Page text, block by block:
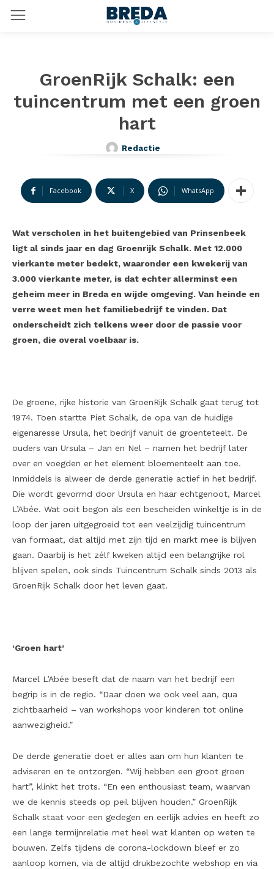
GroenRijk Schalk: een
tuincentrum met een groen
hart
Redactie
Facebook X WhatsApp
Wat verscholen in het buitengebied van Prinsenbeek
ligt al sinds jaar en dag Groenrijk Schalk. Met 12.000
vierkante meter bedekt, waaronder een kwekerij van
3.000 vierkante meter, is dat echter allerminst een
geheim meer in Breda en wijde omgeving. Van heinde en
verre weet men het familiebedrijf te vinden. Dat
onderscheidt zich telkens weer door de passie voor
groen, die overal voelbaar is.
De groene, rijke historie van GroenRijk Schalk gaat terug tot
1974. Toen startte Piet Schalk, de opa van de huidige
eigenaresse Ursula, het bedrijf vanuit de groenteteelt. De
ouders van Ursula – Jan en Nel – namen het bedrijf later
over en voegden er het element bloementeelt aan toe.
Inmiddels is alweer de derde generatie actief in het bedrijf.
Die wordt gevormd door Ursula en haar echtgenoot, Marcel
L’Abée. Wat ooit begon als een bescheiden winkeltje is in de
loop der jaren uitgegroeid tot een veelzijdig tuincentrum
van formaat, dat altijd met zijn tijd en markt mee is blijven
gaan. Daarbij is het zélf kweken altijd een belangrijke rol
blijven spelen, ook sinds Tuincentrum Schalk sinds 2013 als
GroenRijk Schalk door het leven gaat.
‘Groen hart’
Marcel L’Abée beseft dat de naam van het bedrijf een
begrip is in de regio. “Daar doen we ook veel aan, qua
zichtbaarheid – van workshops voor kinderen tot online
aanwezigheid.”
De derde generatie doet er alles aan om hun klanten te
adviseren en te ontzorgen. “Wij hebben een groot groen
hart”, klinkt het trots. “En een enthousiast team, waarvan
we de kennis steeds op peil blijven houden.” GroenRijk
Schalk staat voor een gedegen en eerlijk advies en heeft zo
een lange termijnrelatie met heel wat klanten op weten te
bouwen. Zelfs tijdens de corona-lockdown bleef er zo
aanloop komen, via de altijd drukbezochte webshop en via